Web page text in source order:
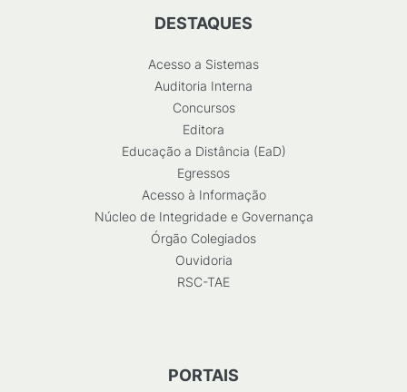
DESTAQUES
Acesso a Sistemas
Auditoria Interna
Concursos
Editora
Educação a Distância (EaD)
Egressos
Acesso à Informação
Núcleo de Integridade e Governança
Órgão Colegiados
Ouvidoria
RSC-TAE
PORTAIS